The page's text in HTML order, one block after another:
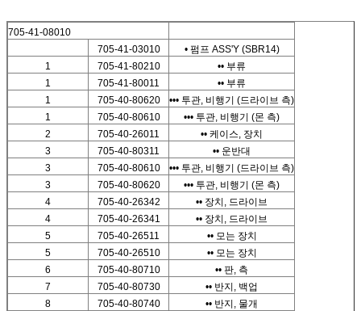
705-41-08010
705-41-03010
• 펌프 ASS'Y (SBR14)
1
705-41-80210
•• 부류
1
705-41-80011
•• 부류
1
705-40-80620
••• 투관, 비행기 (드라이브 측)
1
705-40-80610
••• 투관, 비행기 (몬 측)
2
705-40-26011
•• 케이스, 장치
3
705-40-80311
•• 운반대
3
705-40-80610
••• 투관, 비행기 (드라이브 측)
3
705-40-80620
••• 투관, 비행기 (몬 측)
4
705-40-26342
•• 장치, 드라이브
4
705-40-26341
•• 장치, 드라이브
5
705-40-26511
•• 모는 장치
5
705-40-26510
•• 모는 장치
6
705-40-80710
•• 판, 측
7
705-40-80730
•• 반지, 백업
8
705-40-80740
•• 반지, 물개